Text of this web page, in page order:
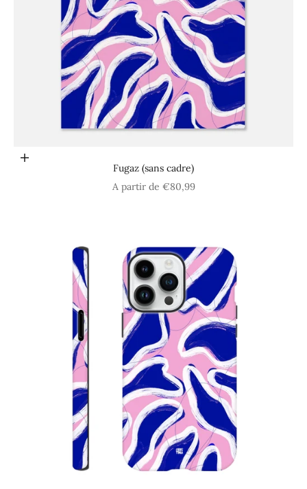
Choisir les options
Fugaz (sans cadre)
Prix de vente
A partir de €80,99